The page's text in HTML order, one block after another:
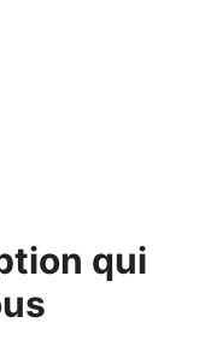
qui